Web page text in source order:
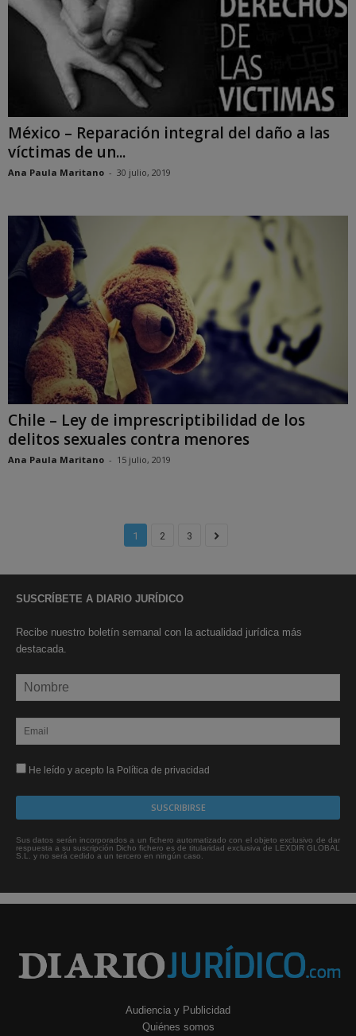
México – Reparación integral del daño a las
víctimas de un...
Ana Paula Maritano - 30 julio, 2019
Chile – Ley de imprescriptibilidad de los
delitos sexuales contra menores
Ana Paula Maritano - 15 julio, 2019
1 2 3
SUSCRÍBETE A DIARIO JURÍDICO
Recibe nuestro boletín semanal con la actualidad jurídica más
destacada.
He leído y acepto la Política de privacidad
Sus datos serán incorporados a un fichero automatizado con el objeto exclusivo de dar
respuesta a su suscripción Dicho fichero es de titularidad exclusiva de LEXDIR GLOBAL
S.L. y no será cedido a un tercero en ningún caso.
Audiencia y Publicidad
Quiénes somos